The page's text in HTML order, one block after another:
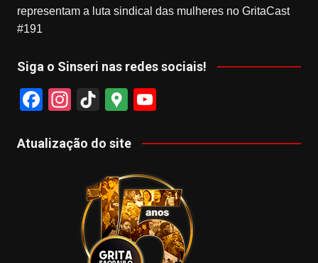
representam a luta sindical das mulheres no GritaCast
#191
Siga o Sinseri nas redes sociais!
F
c
In
a
m
Ti
T
k
G
o
gl
e
M
a
u
u
b
e
Atualização do site